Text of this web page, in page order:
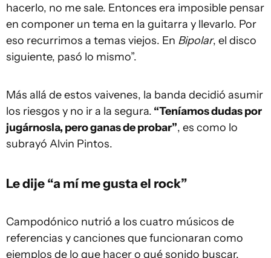
hacerlo, no me sale. Entonces era imposible pensar
en componer un tema en la guitarra y llevarlo. Por
eso recurrimos a temas viejos. En Bipolar, el disco
siguiente, pasó lo mismo”.
Más allá de estos vaivenes, la banda decidió asumir
los riesgos y no ir a la segura. “Teníamos dudas por
jugárnosla, pero ganas de probar”, es como lo
subrayó Alvin Pintos.
Le dije “a mí me gusta el rock”
Campodónico nutrió a los cuatro músicos de
referencias y canciones que funcionaran como
ejemplos de lo que hacer o qué sonido buscar.